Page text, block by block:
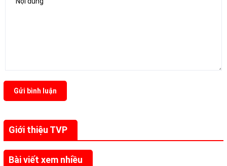
Giới thiệu TVP
Bài viết xem nhiều
Gửi bình luận